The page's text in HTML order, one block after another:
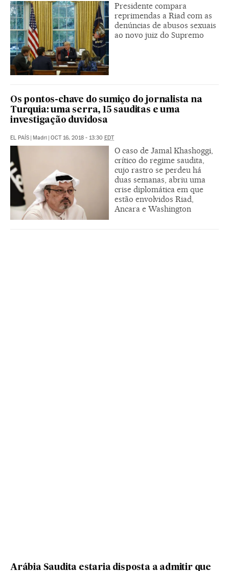
Presidente compara
reprimendas a Riad com as
denúncias de abusos sexuais
ao novo juiz do Supremo
Os pontos-chave do sumiço do jornalista na
Turquia: uma serra, 15 sauditas e uma
investigação duvidosa
EL PAÍS | Madri | OCT 16, 2018 - 13:30 EDT
O caso de Jamal Khashoggi,
crítico do regime saudita,
cujo rastro se perdeu há
duas semanas, abriu uma
crise diplomática em que
estão envolvidos Riad,
Ancara e Washington
Arábia Saudita estaria disposta a admitir que